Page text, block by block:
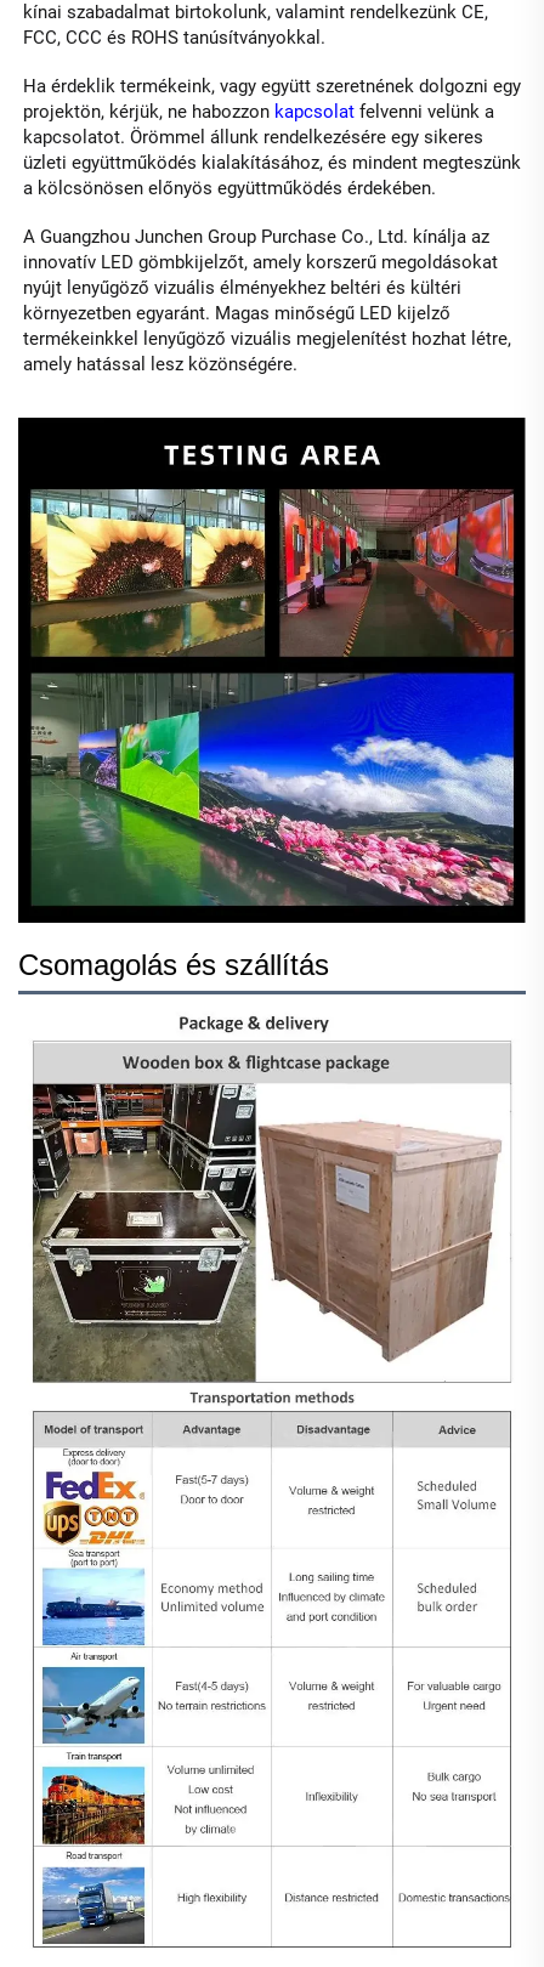
kínai szabadalmat birtokolunk, valamint rendelkezünk CE,
FCC, CCC és ROHS tanúsítványokkal.
Ha érdeklik termékeink, vagy együtt szeretnének dolgozni egy
projektön, kérjük, ne habozzon kapcsolat felvenni velünk a
kapcsolatot. Örömmel állunk rendelkezésére egy sikeres
üzleti együttműködés kialakításához, és mindent megteszünk
a kölcsönösen előnyös együttműködés érdekében.
A Guangzhou Junchen Group Purchase Co., Ltd. kínálja az
innovatív LED gömbkijelzőt, amely korszerű megoldásokat
nyújt lenyűgöző vizuális élményekhez beltéri és kültéri
környezetben egyaránt. Magas minőségű LED kijelző
termékeinkkel lenyűgöző vizuális megjelenítést hozhat létre,
amely hatással lesz közönségére.
Csomagolás és szállítás